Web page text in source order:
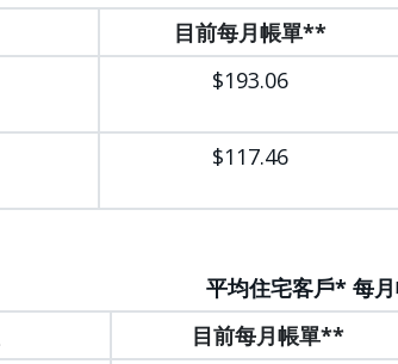
目前每月帳單**
$193.06
$117.46
平均住宅客戶* 每
目前每月帳單**